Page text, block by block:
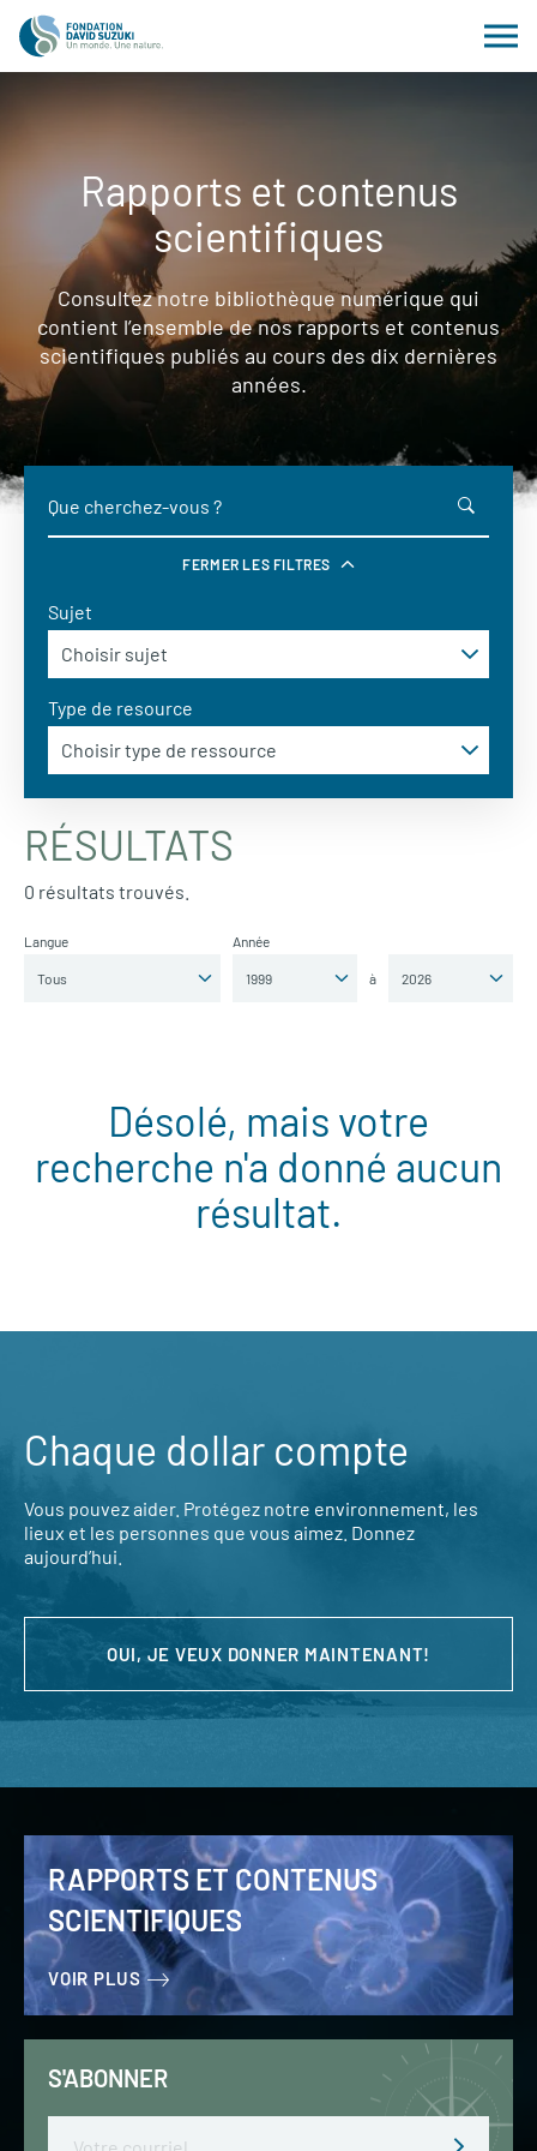
Rapports et contenus
scientifiques
Consultez notre bibliothèque numérique qui
contient l’ensemble de nos rapports et contenus
scientifiques publiés au cours des dix dernières
années.
FERMER LES FILTRES
Sujet
Type de resource
RÉSULTATS
0 résultats trouvés.
Langue Année
à
Désolé, mais votre
recherche n'a donné aucun
résultat.
Chaque dollar compte
Vous pouvez aider. Protégez notre environnement, les
lieux et les personnes que vous aimez. Donnez
aujourd’hui.
OUI, JE VEUX DONNER MAINTENANT!
RAPPORTS ET CONTENUS
SCIENTIFIQUES
VOIR PLUS
S'ABONNER